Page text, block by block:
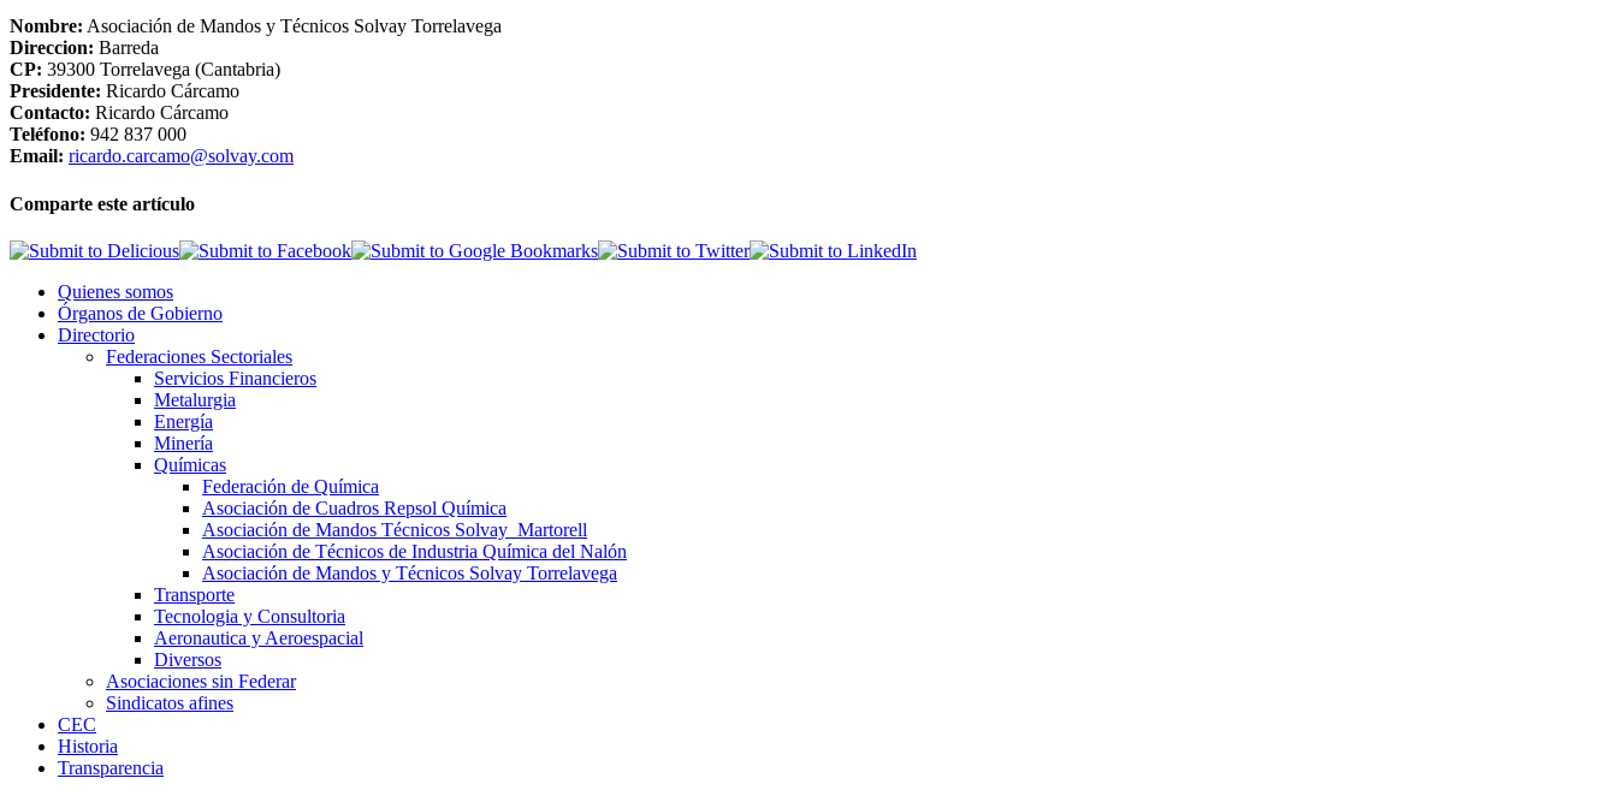
Nombre: Asociación de Mandos y Técnicos Solvay Torrelavega
Direccion: Barreda
CP: 39300 Torrelavega (Cantabria)
Presidente: Ricardo Cárcamo
Contacto: Ricardo Cárcamo
Teléfono: 942 837 000
Email: ricardo.carcamo@solvay.com
Comparte este artículo
Quienes somos
Órganos de Gobierno
Directorio
Federaciones Sectoriales
Servicios Financieros
Metalurgia
Energía
Minería
Químicas
Federación de Química
Asociación de Cuadros Repsol Química
Asociación de Mandos Técnicos Solvay_Martorell
Asociación de Técnicos de Industria Química del Nalón
Asociación de Mandos y Técnicos Solvay Torrelavega
Transporte
Tecnologia y Consultoria
Aeronautica y Aeroespacial
Diversos
Asociaciones sin Federar
Sindicatos afines
CEC
Historia
Transparencia